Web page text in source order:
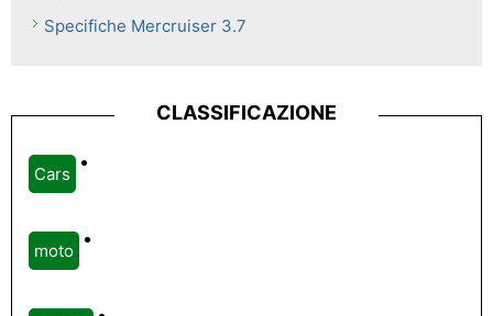
Specifiche Mercruiser 3.7
CLASSIFICAZIONE
Cars
moto